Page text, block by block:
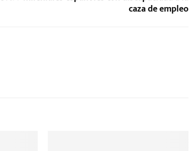
caza de empleo